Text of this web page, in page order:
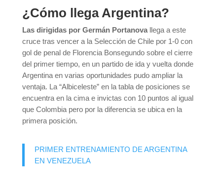
¿Cómo llega Argentina?
Las dirigidas por Germán Portanova llega a este
cruce tras vencer a la Selección de Chile por 1-0 con
gol de penal de Florencia Bonsegundo sobre el cierre
del primer tiempo, en un partido de ida y vuelta donde
Argentina en varias oportunidades pudo ampliar la
ventaja. La “Albiceleste” en la tabla de posiciones se
encuentra en la cima e invictas con 10 puntos al igual
que Colombia pero por la diferencia se ubica en la
primera posición.
PRIMER ENTRENAMIENTO DE ARGENTINA
EN VENEZUELA